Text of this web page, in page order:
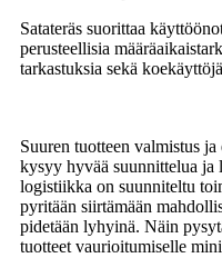
Satateräs suorittaa
perusteellisia
tarkastuksia sekä
Suuren tuotteen valmistus
kysyy hyvää suunnittelua ja
logistiikka on suunniteltu
pyritään siirtämään
pidetään lyhyinä. Näin
tuotteet vaurioitumiselle